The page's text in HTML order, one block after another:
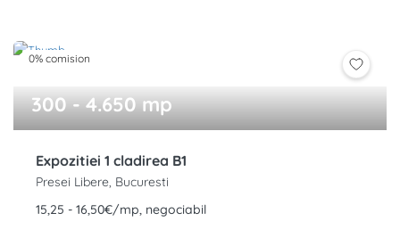
0% comision
300 - 4.650 mp
Expozitiei 1 cladirea B1
Presei Libere, Bucuresti
15,25 - 16,50€/mp, negociabil